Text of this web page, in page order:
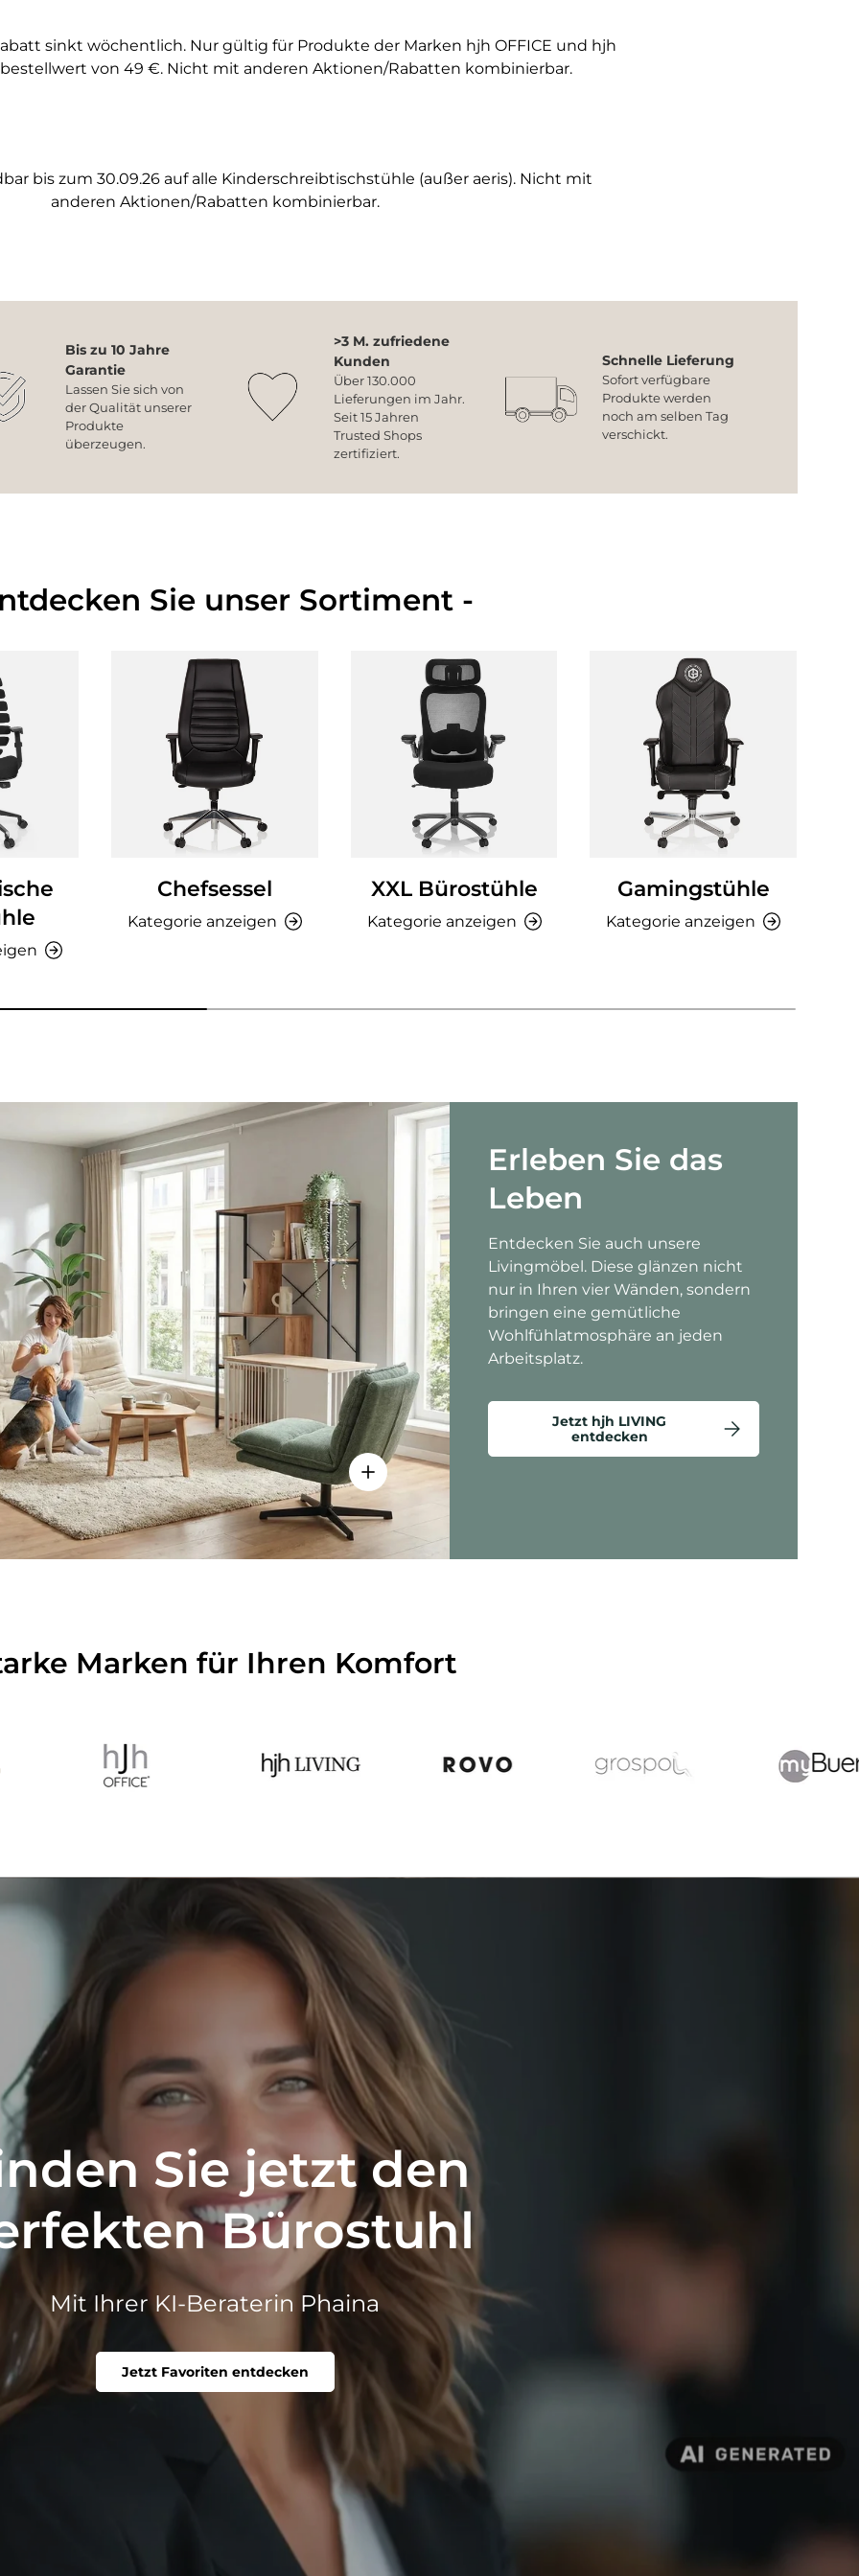
sinkt wöchentlich. Nur gültig für Produkte der Marken hjh OFFICE und hjh
von 49 €. Nicht mit anderen Aktionen/Rabatten kombinierbar.
bis zum 30.09.26 auf alle Kinderschreibtischstühle (außer aeris). Nicht mit
anderen Aktionen/Rabatten kombinierbar.
Bis zu 10 Jahre
Garantie
Lassen Sie sich von
der Qualität unserer
Produkte
überzeugen.
>3 M. zufriedene
Kunden
Über 130.000
Lieferungen im Jahr.
Seit 15 Jahren
Trusted Shops
zertifiziert.
Schnelle Lieferung
Sofort verfügbare
Produkte werden
noch am selben Tag
verschickt.
Sie unser Sortiment -
Chefsessel
Kategorie anzeigen
XXL Bürostühle
Kategorie anzeigen
Gamingstühle
Kategorie anzeigen
Einzelheiten anzeigen - Criss-Cross 20 - Loungesessel
- AMIO H - Büroschrank
anzeigen - Sitzolo 2 - Loungesessel
Erleben Sie das
Leben
Entdecken Sie auch unsere
Livingmöbel. Diese glänzen nicht
nur in Ihren vier Wänden, sondern
bringen eine gemütliche
Wohlfühlatmosphäre an jeden
Arbeitsplatz.
Jetzt hjh LIVING
entdecken
Marken für Ihren Komfort
Sie jetzt den
Bürostuhl
Mit Ihrer KI-Beraterin Phaina
Jetzt Favoriten entdecken